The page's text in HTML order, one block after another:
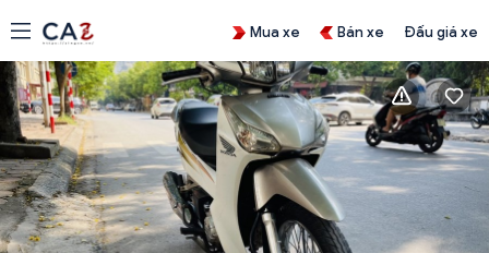
Mua xe Bán xe Đấu giá xe